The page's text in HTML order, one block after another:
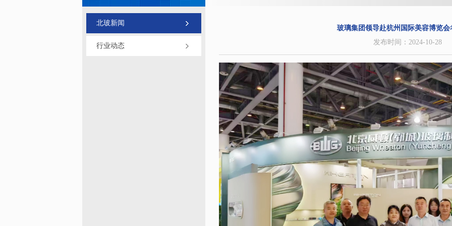
北玻新闻
行业动态
玻璃集团领导赴杭州国际美容博览会
发布时间：2024-10-28